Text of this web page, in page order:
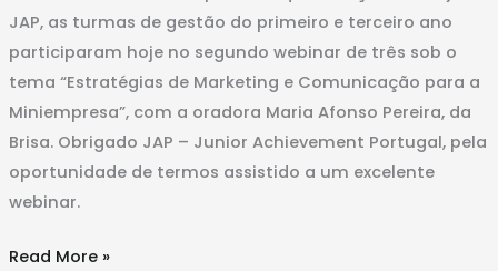
JAP, as turmas de gestão do primeiro e terceiro ano
participaram hoje no segundo webinar de três sob o
tema “Estratégias de Marketing e Comunicação para a
Miniempresa”, com a oradora Maria Afonso Pereira, da
Brisa. Obrigado JAP – Junior Achievement Portugal, pela
oportunidade de termos assistido a um excelente
webinar.
Read More »